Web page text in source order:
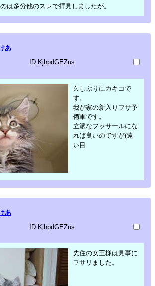
は多分他のスレで拝見しましたが。
あ
ID:KjhpdGEZus
久しぶりにカキコで
す。
我が家の新入りフサ予
備軍です。
立派なフッサールにな
れば良いのですが(遠
い目
あ
ID:KjhpdGEZus
先住の女王様は見事に
フサリました。